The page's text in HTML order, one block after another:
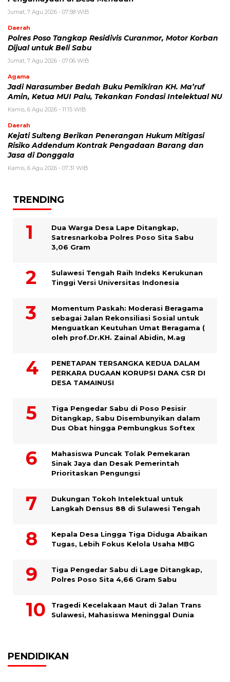
Jumat, 7 Agu 2026 - 07:58 WIB
Daerah
Polres Poso Tangkap Residivis Curanmor, Motor Korban
Dijual untuk Beli Sabu
Jumat, 7 Agu 2026 - 07:06 WIB
Agama
Jadi Narasumber Bedah Buku Pemikiran KH. Ma’ruf
Amin, Ketua MUI Palu, Tekankan Fondasi Intelektual NU
Kamis, 6 Agu 2026 - 11:15 WIB
Daerah
Kejati Sulteng Berikan Penerangan Hukum Mitigasi
Risiko Addendum Kontrak Pengadaan Barang dan
Jasa di Donggala
Kamis, 6 Agu 2026 - 07:31 WIB
TRENDING
Dua Warga Desa Lape Ditangkap,
Satresnarkoba Polres Poso Sita Sabu
3,06 Gram
Sulawesi Tengah Raih Indeks Kerukunan
Tinggi Versi Universitas Indonesia
Momentum Paskah: Moderasi Beragama
sebagai Jalan Rekonsiliasi Sosial untuk
Menguatkan Keutuhan Umat Beragama (
oleh prof.Dr.KH. Zainal Abidin, M.ag
PENETAPAN TERSANGKA KEDUA DALAM
PERKARA DUGAAN KORUPSI DANA CSR DI
DESA TAMAINUSI
Tiga Pengedar Sabu di Poso Pesisir
Ditangkap, Sabu Disembunyikan dalam
Dus Obat hingga Pembungkus Softex
Mahasiswa Puncak Tolak Pemekaran
Sinak Jaya dan Desak Pemerintah
Prioritaskan Pengungsi
Dukungan Tokoh Intelektual untuk
Langkah Densus 88 di Sulawesi Tengah
Kepala Desa Lingga Tiga Diduga Abaikan
Tugas, Lebih Fokus Kelola Usaha MBG
Tiga Pengedar Sabu di Lage Ditangkap,
Polres Poso Sita 4,66 Gram Sabu
Tragedi Kecelakaan Maut di Jalan Trans
Sulawesi, Mahasiswa Meninggal Dunia
PENDIDIKAN